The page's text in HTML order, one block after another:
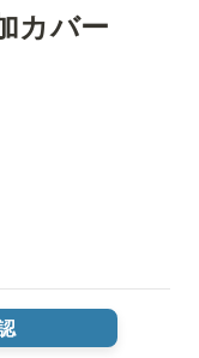
カバー